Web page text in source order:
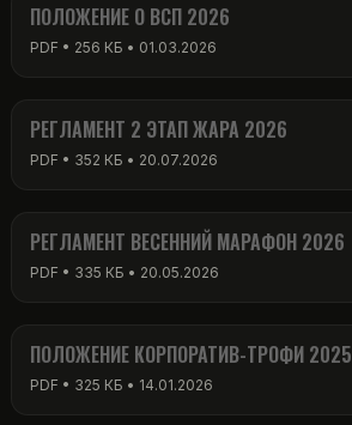
ПОЛОЖЕНИЕ О ВСП 2026
PDF • 256 КБ • 01.03.2026
РЕГЛАМЕНТ 2 ЭТАП ЖАРА 2026
PDF • 352 КБ • 20.07.2026
РЕГЛАМЕНТ ВЕСЕННИЙ МАРАФОН 2026
PDF • 335 КБ • 20.05.2026
ПОЛОЖЕНИЕ КОРПОРАТИВ-ТРОФИ 2025
PDF • 325 КБ • 14.01.2026